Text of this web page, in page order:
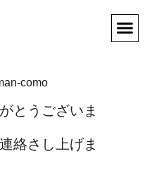
とうございま
絡さし上げま